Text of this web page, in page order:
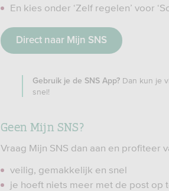
En kies onder ‘Zelf regelen’ voor
Direct naar Mijn SNS
Gebruik je de SNS App? Dan kun je
snel!
Geen Mijn SNS?
Vraag Mijn SNS dan aan en profiteer
veilig, gemakkelijk en snel
je hoeft niets meer met de post op